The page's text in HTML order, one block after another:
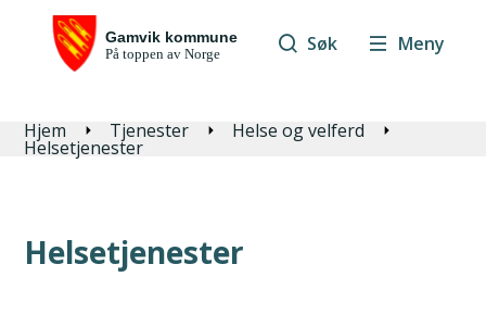
Søk Meny
Du er her:
Hjem Tjenester Helse og velferd
Helsetjenester
Helsetjenester